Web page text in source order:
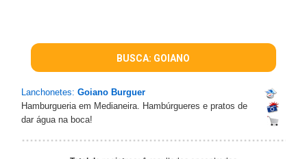
BUSCA: GOIANO
Lanchonetes: Goiano Burguer
Hamburgueria em Medianeira. Hambúrgueres e pratos de
dar água na boca!